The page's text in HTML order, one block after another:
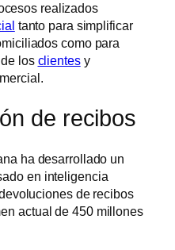
realizados
tanto para simplificar
como para
los clientesy
de recibos
ha desarrollado un
en inteligencia
de recibos
actual de 450 millones